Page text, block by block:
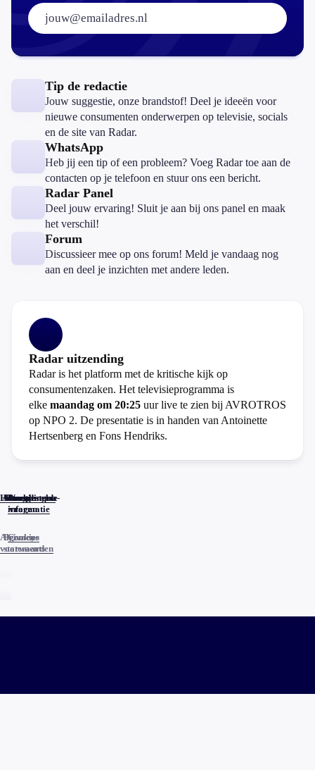
E-mailadres:
Tip de redactie
Jouw suggestie, onze brandstof! Deel je ideeën voor
nieuwe consumenten onderwerpen op televisie, socials
en de site van Radar.
WhatsApp
Heb jij een tip of een probleem? Voeg Radar toe aan de
contacten op je telefoon en stuur ons een bericht.
Radar Panel
Deel jouw ervaring! Sluit je aan bij ons panel en maak
het verschil!
Forum
Discussieer mee op ons forum! Meld je vandaag nog
aan en deel je inzichten met andere leden.
Radar uitzending
Radar is het platform met de kritische kijk op
consumentenzaken. Het televisieprogramma is
elke maandag om 20:25 uur live te zien bij AVROTROS
op NPO 2. De presentatie is in handen van Antoinette
Hertsenberg en Fons Hendriks.
Home
Actueel
Uitzendingen
Reacties
Programma-
informatie
Veelgestelde
vragen
Algemene
voorwaarden
Privacy
statements
Cookies